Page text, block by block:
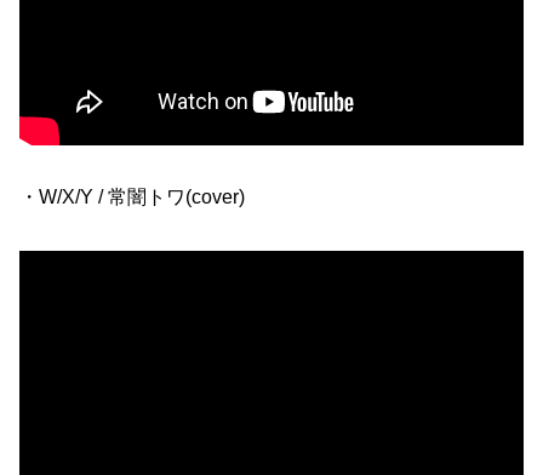
・W/X/Y / 常闇トワ(cover)